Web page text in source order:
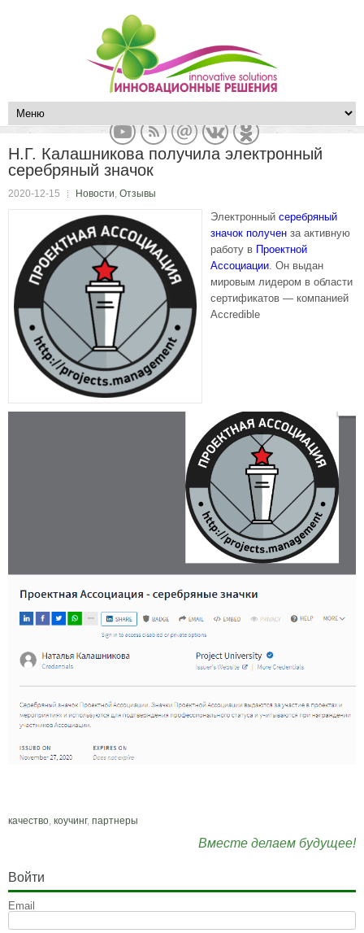
Н.Г. Калашникова получила электронный
серебряный значок
2020-12-15 Новости, Отзывы
Электронный серебряный
значок получен за активную
работу в Проектной
Ассоциации. Он выдан
мировым лидером в области
сертификатов — компанией
Accredible
качество коучинг, партнеры
Вместе делаем будущее!
Войти
Email